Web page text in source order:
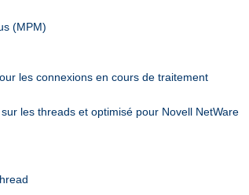
(MPM)
les connexions en cours de traitement
les threads et optimisé pour Novell NetWare